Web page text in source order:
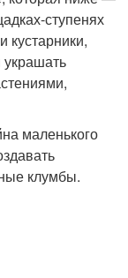
ступенях
маленького
клумбы.